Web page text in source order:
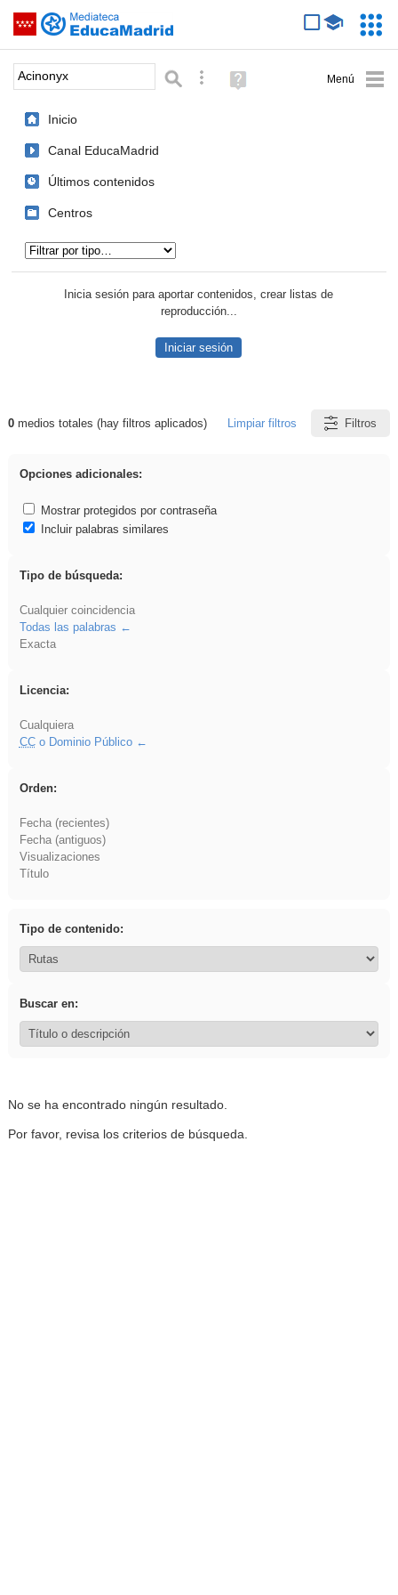
Saltar navegación
Palabra o frase: Búsqueda avanzada
Ayuda
(en
Inicio
Canal EducaMadrid
Últimos contenidos
Centros
Inicia sesión para aportar contenidos, crear listas de
reproducción...
Iniciar sesión
Resultados de: Acinonyx
0medios totales (hay filtros aplicados) Limpiar filtros Filtros
Opciones adicionales:
Mostrar protegidos por contraseña
Incluir palabras similares
Tipo de búsqueda:
Cualquier coincidencia
Todas las palabras
Exacta
Licencia:
Cualquiera
CCo Dominio Público
Orden:
Fecha (recientes)
Fecha (antiguos)
Visualizaciones
Título
Tipo de contenido:
Buscar en:
No se ha encontrado ningún resultado.
Por favor, revisa los criterios de búsqueda.